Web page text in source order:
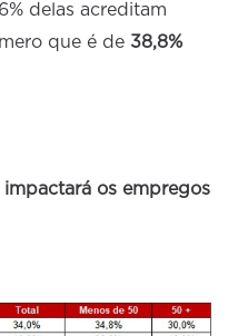
delas acreditam
que é de 38,8%
os empregos